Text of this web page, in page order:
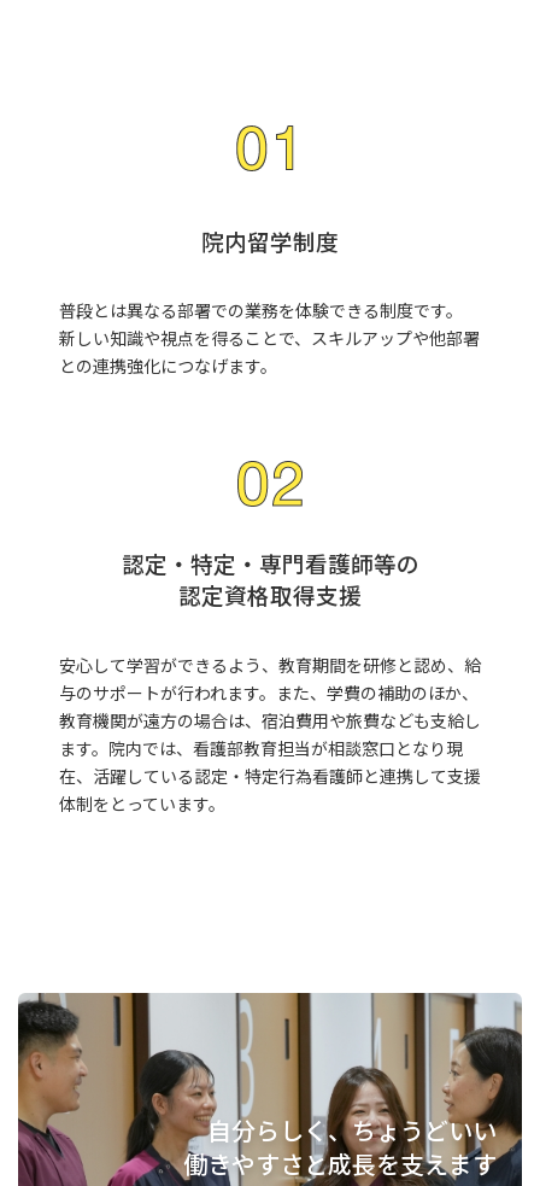
院内留学制度
普段とは異なる部署での業務を体験できる制度です。
新しい知識や視点を得ることで、スキルアップや他部署
との連携強化につなげます。
認定・特定・専門看護師等の
認定資格取得支援
安心して学習ができるよう、教育期間を研修と認め、給
与のサポートが行われます。また、学費の補助のほか、
教育機関が遠方の場合は、宿泊費用や旅費なども支給し
ます。院内では、看護部教育担当が相談窓口となり現
在、活躍している認定・特定行為看護師と連携して支援
体制をとっています。
自分らしく、ちょうどいい
働きやすさと成長を支えます